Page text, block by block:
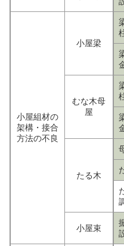
小屋組材の
架構・接合
方法の不良
小屋梁
むな木母
屋
たる木
小屋束